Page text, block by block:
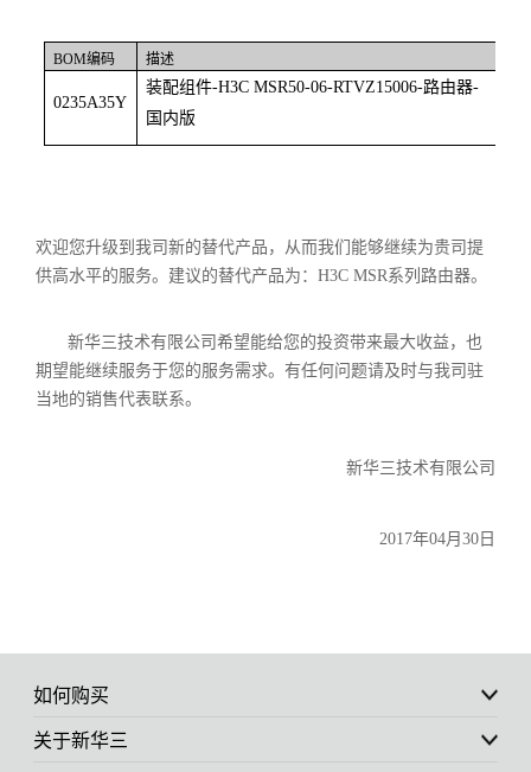
BOM编码 描述
0235A35Y
装配组件-H3C MSR50-06-RTVZ15006-路由器-
国内版
欢迎您升级到我司新的替代产品，从而我们能够继续为贵司提
供高水平的服务。建议的替代产品为： H3C MSR系列路由器。
新华三技术有限公司希望能给您的投资带来最大收益，也
期望能继续服务于您的服务需求。有任何问题请及时与我司驻
当地的销售代表联系。
新华三技术有限公司
2017年04月 30 日
如何购买
关于新华三